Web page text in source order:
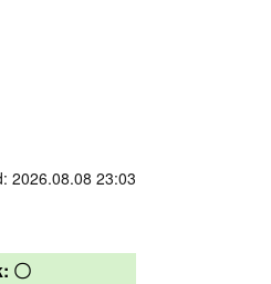
2026.08.08 23:03
〇